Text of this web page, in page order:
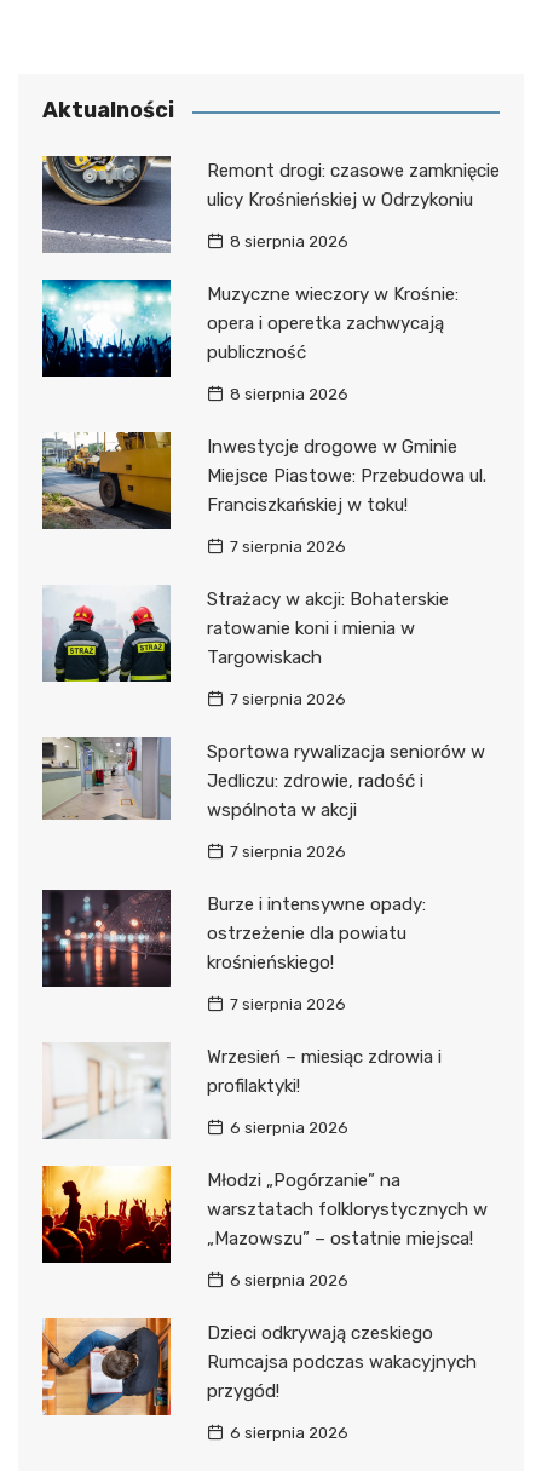
Aktualności
Remont drogi: czasowe zamknięcie
ulicy Krośnieńskiej w Odrzykoniu
8 sierpnia 2026
Muzyczne wieczory w Krośnie:
opera i operetka zachwycają
publiczność
8 sierpnia 2026
Inwestycje drogowe w Gminie
Miejsce Piastowe: Przebudowa ul.
Franciszkańskiej w toku!
7 sierpnia 2026
Strażacy w akcji: Bohaterskie
ratowanie koni i mienia w
Targowiskach
7 sierpnia 2026
Sportowa rywalizacja seniorów w
Jedliczu: zdrowie, radość i
wspólnota w akcji
7 sierpnia 2026
Burze i intensywne opady:
ostrzeżenie dla powiatu
krośnieńskiego!
7 sierpnia 2026
Wrzesień – miesiąc zdrowia i
profilaktyki!
6 sierpnia 2026
Młodzi „Pogórzanie” na
warsztatach folklorystycznych w
„Mazowszu” – ostatnie miejsca!
6 sierpnia 2026
Dzieci odkrywają czeskiego
Rumcajsa podczas wakacyjnych
przygód!
6 sierpnia 2026